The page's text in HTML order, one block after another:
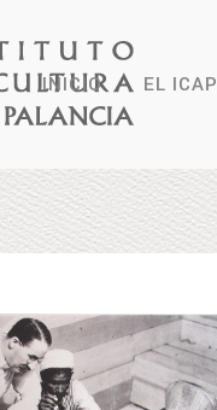
INICIO EL ICAP